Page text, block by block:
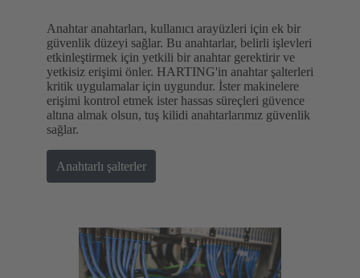
Anahtar anahtarları, kullanıcı arayüzleri için ek bir
güvenlik düzeyi sağlar. Bu anahtarlar, belirli işlevleri
etkinleştirmek için yetkili bir anahtar gerektirir ve
yetkisiz erişimi önler. HARTING'in anahtar şalterleri
kritik uygulamalar için uygundur. İster makinelere
erişimi kontrol etmek ister hassas süreçleri güvence
altına almak olsun, tuş kilidi anahtarlarımız güvenlik
sağlar.
Anahtarlı şalterler